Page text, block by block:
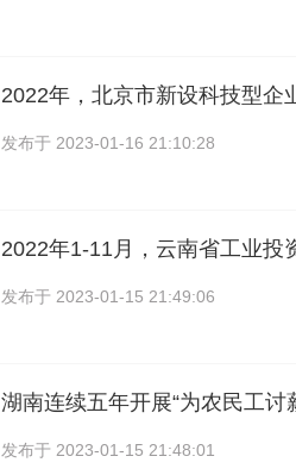
2022年，北京市新设科技型企
发布于 2023-01-16 21:10:28
2022年1-11月，云南省工业投
发布于 2023-01-15 21:49:06
湖南连续五年开展“为农民工讨
发布于 2023-01-15 21:48:01